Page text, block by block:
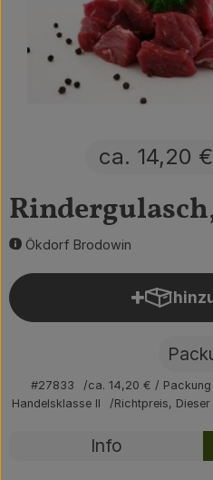
Obst & Gemüse
Getränke
Vorratskammer
Über uns
Community
Ökdorf Brodowin
ca. 14,20 €
#27833 ca. 14,20 €/ Packung
Handelsklasse II
Richtpreis,
Info